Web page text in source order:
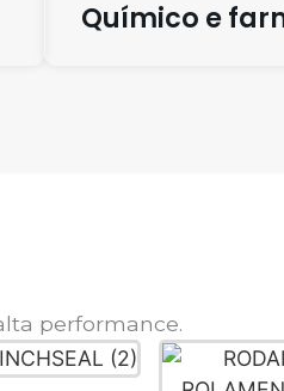
Químico e
performance.